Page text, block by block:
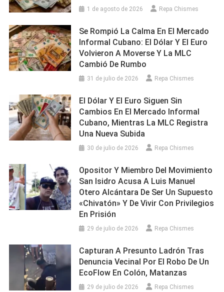
1 de agosto de 2026 Repa Chismes
Se Rompió La Calma En El Mercado
Informal Cubano: El Dólar Y El Euro
Volvieron A Moverse Y La MLC
Cambió De Rumbo
31 de julio de 2026 Repa Chismes
El Dólar Y El Euro Siguen Sin
Cambios En El Mercado Informal
Cubano, Mientras La MLC Registra
Una Nueva Subida
30 de julio de 2026 Repa Chismes
Opositor Y Miembro Del Movimiento
San Isidro Acusa A Luis Manuel
Otero Alcántara De Ser Un Supuesto
«chivatón» Y De Vivir Con Privilegios
En Prisión
29 de julio de 2026 Repa Chismes
Capturan A Presunto Ladrón Tras
Denuncia Vecinal Por El Robo De Un
EcoFlow En Colón, Matanzas
29 de julio de 2026 Repa Chismes